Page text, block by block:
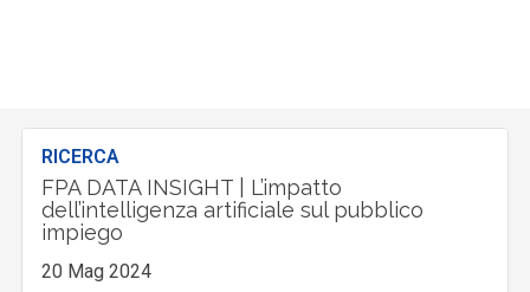
RICERCA
FPA DATA INSIGHT | L’impatto
dell’intelligenza artificiale sul pubblico
impiego
20 Mag 2024